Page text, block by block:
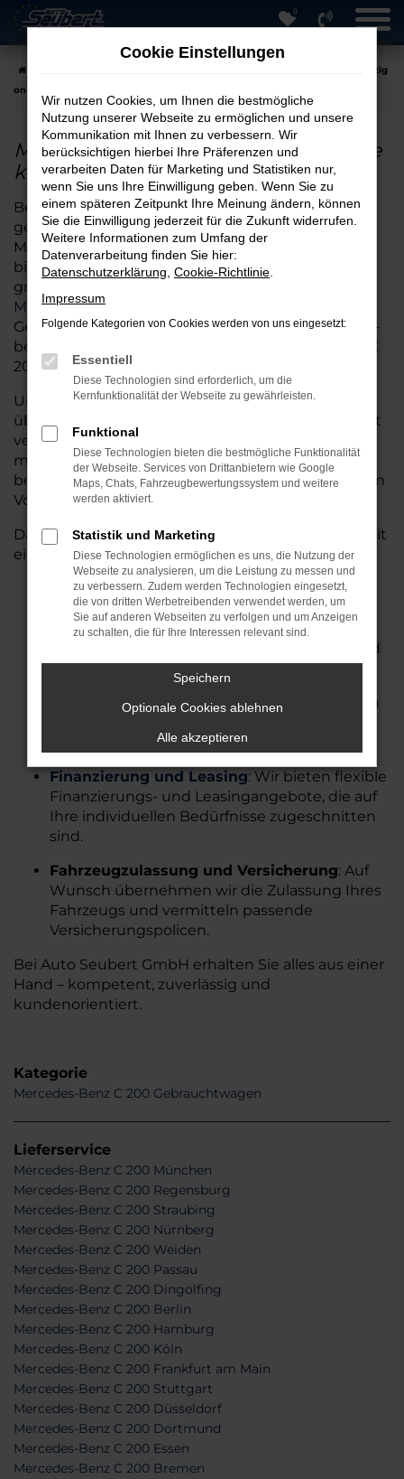
Zum
Hauptinhalt
springen
0
Mercedes-Benz C 200 günstig
online kaufen
Mercedes-Benz C 200 günstig online
kaufen
Bei Auto Seubert GmbH in Straubing sind Sie
genau richtig, wenn Sie auf der Suche nach einem
Mercedes-Benz-C 200 sind. Seit über 40 Jahren
bieten wir unseren Kundinnen und Kunden eine
große Auswahl an
Marken und Modelle
Gebrauchtwagen oder attraktive Tageszulassung –
bei uns finden Sie das passende Mercedes-Benz-C
200 für Ihre Bedürfnisse.
Unser umfangreicher Lagerbestand umfasst stets
über 20.000 Fahrzeuge, sodass viele Modelle sofort
verfügbar sind und ohne lange Wartezeiten
mitgenommen werden können. Alternativ
bestellen wir Ihr Wunschfahrzeug exakt nach Ihren
Vorstellungen.
Darüber hinaus überzeugt Auto Seubert GmbH mit
einem umfassenden Serviceangebot:
Werkstattleistungen:Unser geschultes
Werkstatt-Team bietet qualifizierten Service
für alle gängigen Marken und Modelle,
einschließlich Inspektionen, Reparaturen und
Unfallinstandsetzungen.​
Haupt- und Abgasuntersuchung
Wir führen
Finanzierung und Leasing: Wir bieten flexible
Finanzierungs- und Leasingangebote, die auf
Ihre individuellen Bedürfnisse zugeschnitten
sind.
Fahrzeugzulassung und Versicherung: Auf
Wunsch übernehmen wir die Zulassung Ihres
Fahrzeugs und vermitteln passende
Versicherungspolicen.
Bei Auto Seubert GmbH erhalten Sie alles aus einer
Hand – kompetent, zuverlässig und
kundenorientiert.
Kategorie
Mercedes-Benz C 200 Gebrauchtwagen
Lieferservice
Mercedes-Benz C 200 München
Mercedes-Benz C 200 Regensburg
Mercedes-Benz C 200 Straubing
Mercedes-Benz C 200 Nürnberg
Mercedes-Benz C 200 Weiden
Mercedes-Benz C 200 Passau
Mercedes-Benz C 200 Dingolfing
Mercedes-Benz C 200 Berlin
Mercedes-Benz C 200 Hamburg
Mercedes-Benz C 200 Köln
Mercedes-Benz C 200 Frankfurt am Main
Mercedes-Benz C 200 Stuttgart
Mercedes-Benz C 200 Düsseldorf
Mercedes-Benz C 200 Dortmund
Mercedes-Benz C 200 Essen
Mercedes-Benz C 200 Bremen
Cookie Einstellungen
Wir nutzen Cookies, um Ihnen die bestmögliche
Nutzung unserer Webseite zu ermöglichen und unsere
Kommunikation mit Ihnen zu verbessern. Wir
berücksichtigen hierbei Ihre Präferenzen und
verarbeiten Daten für Marketing und Statistiken nur,
wenn Sie uns Ihre Einwilligung geben. Wenn Sie zu
einem späteren Zeitpunkt Ihre Meinung ändern, können
Sie die Einwilligung jederzeit für die Zukunft widerrufen.
Weitere Informationen zum Umfang der
Datenverarbeitung finden Sie hier:
Datenschutzerklärung Cookie-Richtlinie
Impressum
Folgende Kategorien von Cookies werden von uns eingesetzt:
Essentiell
Diese Technologien sind erforderlich, um die
Kernfunktionalität der Webseite zu gewährleisten.
Funktional
Diese Technologien bieten die bestmögliche Funktionalität
der Webseite. Services von Drittanbietern wie Google
Maps, Chats, Fahrzeugbewertungssystem und weitere
werden aktiviert.
Statistik und Marketing
Diese Technologien ermöglichen es uns, die Nutzung der
Webseite zu analysieren, um die Leistung zu messen und
zu verbessern. Zudem werden Technologien eingesetzt,
die von dritten Werbetreibenden verwendet werden, um
Sie auf anderen Webseiten zu verfolgen und um Anzeigen
zu schalten, die für Ihre Interessen relevant sind.
Speichern
Optionale Cookies ablehnen
Alle akzeptieren